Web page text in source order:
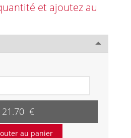
et ajoutez au
21.70 €